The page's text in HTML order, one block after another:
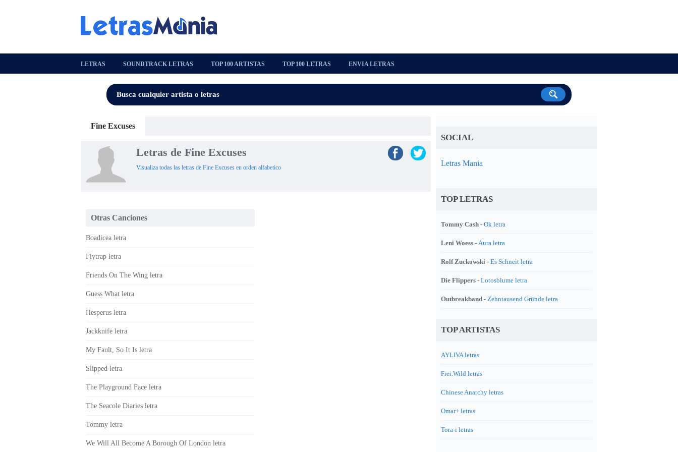
LETRAS SOUNDTRACK LETRAS TOP 100 ARTISTAS TOP 100 LETRAS ENVIA LETRAS
Fine Excuses
Letras de Fine Excuses
Visualiza todas las letras de Fine Excuses en orden alfabetico
Otras Canciones
Boadicea letra
Flytrap letra
Friends On The Wing letra
Guess What letra
Hesperus letra
Jackknife letra
My Fault, So It Is letra
Slipped letra
The Playground Face letra
The Seacole Diaries letra
Tommy letra
We Will All Become A Borough Of London letra
SOCIAL
Letras Mania
TOP LETRAS
Tommy Cash - Ok letra
Leni Woess - Aura letra
Rolf Zuckowski - Es Schneit letra
Die Flippers - Lotosblume letra
Outbreakband - Zehntausend Gründe letra
TOP ARTISTAS
AYLIVA letras
Frei.Wild letras
Chinese Anarchy letras
Omar+ letras
Tora-i letras